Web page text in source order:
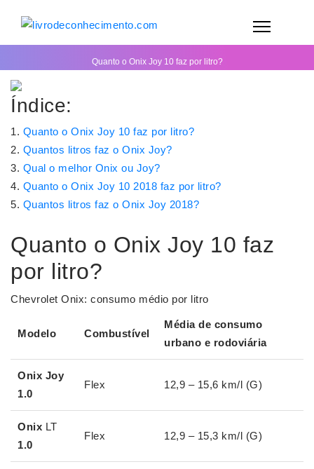
Quanto o Onix Joy 10 faz por litro?
Índice:
Quanto o Onix Joy 10 faz por litro?
Quantos litros faz o Onix Joy?
Qual o melhor Onix ou Joy?
Quanto o Onix Joy 10 2018 faz por litro?
Quantos litros faz o Onix Joy 2018?
Quanto o Onix Joy 10 faz
por litro?
Chevrolet Onix: consumo médio por litro
Modelo Combustível
Média de consumo
urbano e rodoviária
Onix Joy
1.0
Flex 12,9 – 15,6 km/l (G)
Onix LT
1.0
Flex 12,9 – 15,3 km/l (G)